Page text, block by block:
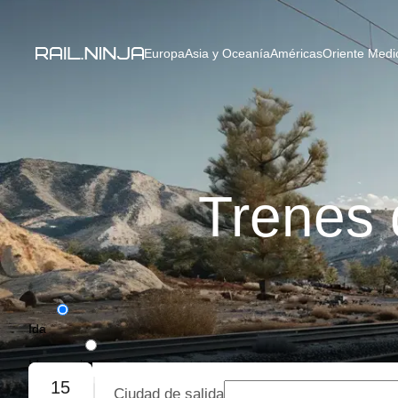
EuropaAsia y OceaníaAméricasOriente
Trenes
Ida
Ida y vuelta
15 Ciudad de salida